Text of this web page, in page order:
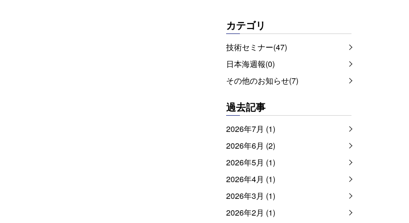
カテゴリ
技術セミナー(47)
日本海週報(0)
その他のお知らせ(7)
過去記事
2026年7月 (1)
2026年6月 (2)
2026年5月 (1)
2026年4月 (1)
2026年3月 (1)
2026年2月 (1)